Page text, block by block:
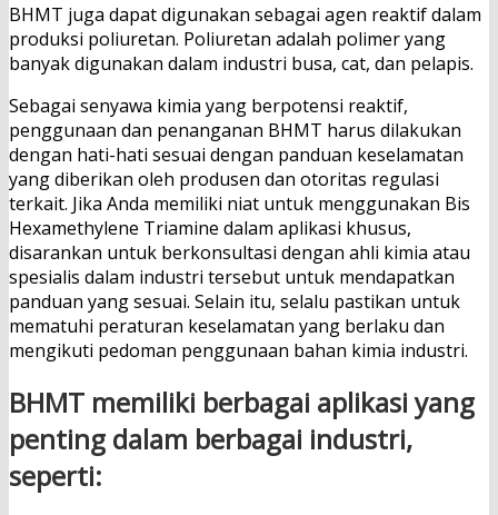
BHMT juga dapat digunakan sebagai agen reaktif dalam
produksi poliuretan. Poliuretan adalah polimer yang
banyak digunakan dalam industri busa, cat, dan pelapis.
Sebagai senyawa kimia yang berpotensi reaktif,
penggunaan dan penanganan BHMT harus dilakukan
dengan hati-hati sesuai dengan panduan keselamatan
yang diberikan oleh produsen dan otoritas regulasi
terkait. Jika Anda memiliki niat untuk menggunakan Bis
Hexamethylene Triamine dalam aplikasi khusus,
disarankan untuk berkonsultasi dengan ahli kimia atau
spesialis dalam industri tersebut untuk mendapatkan
panduan yang sesuai. Selain itu, selalu pastikan untuk
mematuhi peraturan keselamatan yang berlaku dan
mengikuti pedoman penggunaan bahan kimia industri.
BHMT memiliki berbagai aplikasi yang
penting dalam berbagai industri,
seperti: